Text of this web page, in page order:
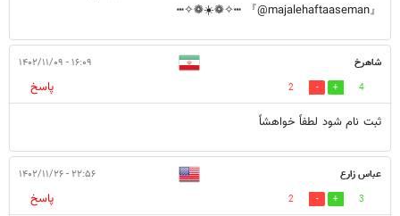
『@majalehaftaaseman』 ┅✧❁☀️❁✧┅
شاهرخ ۱۶:۰۹ - ۱۴۰۲/۱۱/۰۹
4
2
پاسخ
ثبت نام شود لطفاً خواهشاً
عباس زارع ۲۲:۵۶ - ۱۴۰۲/۱۱/۲۶
3
2
پاسخ